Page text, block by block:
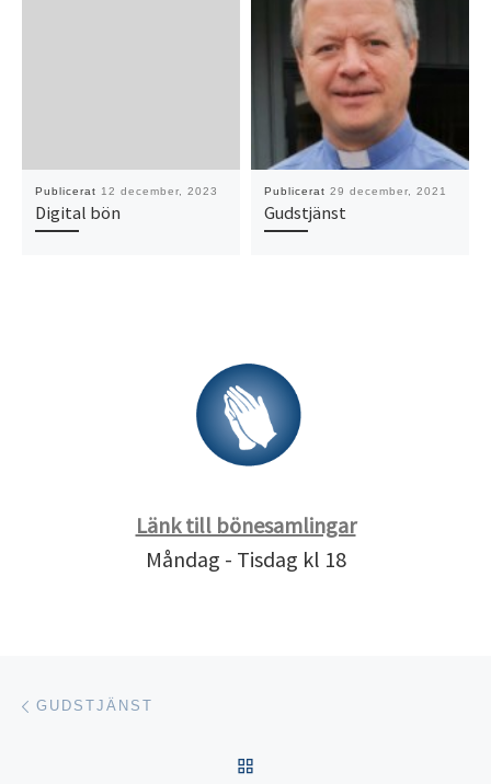
Publicerat 12 december, 2023
Digital bön
Publicerat 29 december, 2021
Gudstjänst
Länk till bönesamlingar
Måndag - Tisdag kl 18
Inläggsnavigering
GUDSTJÄNST